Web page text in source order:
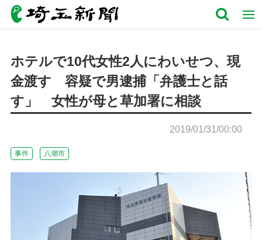
ホテルで10代女性2人にわいせつ、現
金渡す 容疑で男逮捕「弁護士と話
す」 女性が母と草加署に相談
2019/01/31/00:00
事件 八潮市